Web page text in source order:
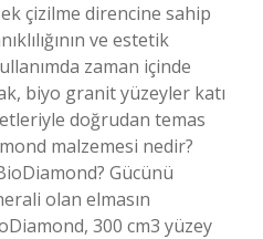
çizilme direncine sahip
ve estetik
zaman içinde
biyo granit yüzeyler katı
doğrudan temas
malzemesi nedir?
Gücünü
olan elmasın
300 cm3 yüzey